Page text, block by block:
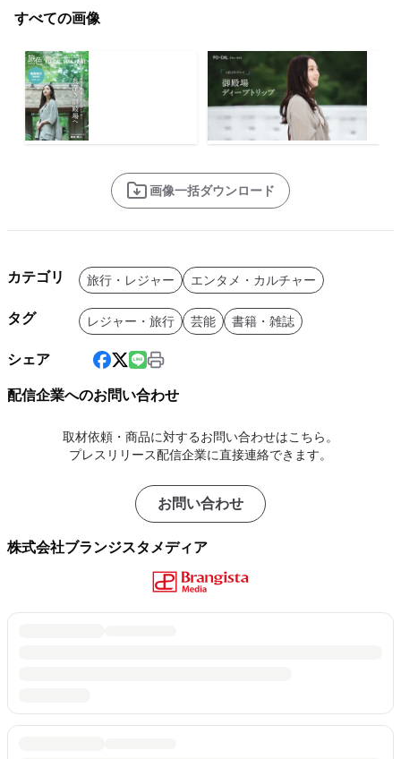
すべての画像
画像一括ダウンロード
カテゴリ 旅行・レジャー エンタメ・カルチャー
タグ レジャー・旅行 芸能 書籍・雑誌
シェア
配信企業へのお問い合わせ
取材依頼・商品に対するお問い合わせはこちら。
プレスリリース配信企業に直接連絡できます。
お問い合わせ
株式会社ブランジスタメディア